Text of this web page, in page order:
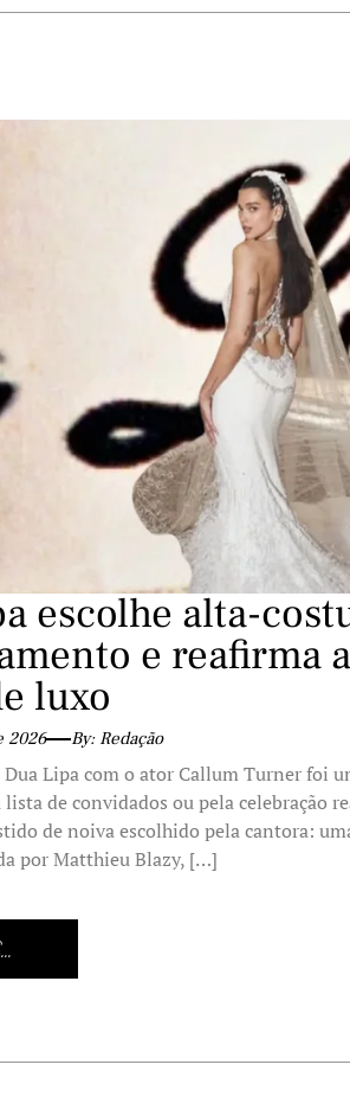
escolhe alta-
e reafirma
luxo
2026 By: Redação
Dua Lipa com o ator Callum Turner foi
lista de convidados ou pela celebração
de noiva escolhido pela cantora:
por Matthieu Blazy, […]